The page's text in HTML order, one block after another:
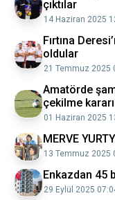
çıktılar
14 Haziran 2025
Fırtına
oldular
21 Temmuz 2025
Amatörde
çekilme
01 Haziran 2025
MERVE
13 Temmuz 2025
Enkazdan 45
29 Eylül 2025